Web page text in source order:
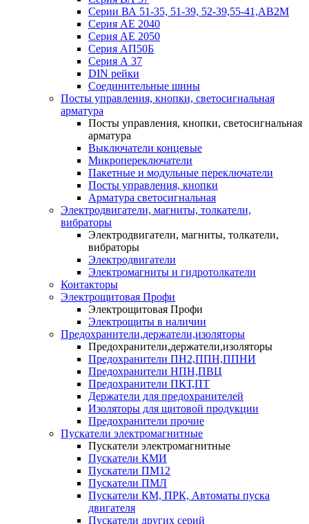
Серии ВА 51-35, 51-39, 52-39,55-41,АВ2М
Серия АЕ 2040
Серия АЕ 2050
Серия АП50Б
Серия А 37
DIN рейки
Соединительные шины
Посты управления, кнопки, светосигнальная
арматура
Посты управления, кнопки, светосигнальная
арматура
Выключатели концевые
Микропереключатели
Пакетные и модульные переключатели
Посты управления, кнопки
Арматура светосигнальная
Электродвигатели, магниты, толкатели,
вибраторы
Электродвигатели, магниты, толкатели,
вибраторы
Электродвигатели
Электромагниты и гидротолкатели
Контакторы
Электрощитовая Профи
Электрощитовая Профи
Электрощиты в наличии
Предохранители,держатели,изоляторы
Предохранители,держатели,изоляторы
Предохранители ПН2,ППН,ППНИ
Предохранители НПН,ПВЦ
Предохранители ПКТ,ПТ
Держатели для предохранителей
Изоляторы для щитовой продукции
Предохранители прочие
Пускатели электромагнитные
Пускатели электромагнитные
Пускатели КМИ
Пускатели ПМ12
Пускатели ПМЛ
Пускатели КМ, ПРК, Автоматы пуска
двигателя
Пускатели других серий